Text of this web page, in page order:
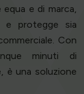
e di marca,
e protegge sia
Con
minuti di
è una soluzione